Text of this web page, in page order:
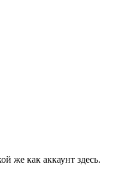
же как аккаунт здесь.